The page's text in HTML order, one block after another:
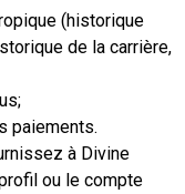
(historique
de la carrière,
paiements.
à Divine
ou le compte